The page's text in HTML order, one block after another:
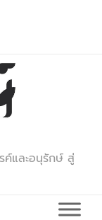
และอนุรักษ์ สู่